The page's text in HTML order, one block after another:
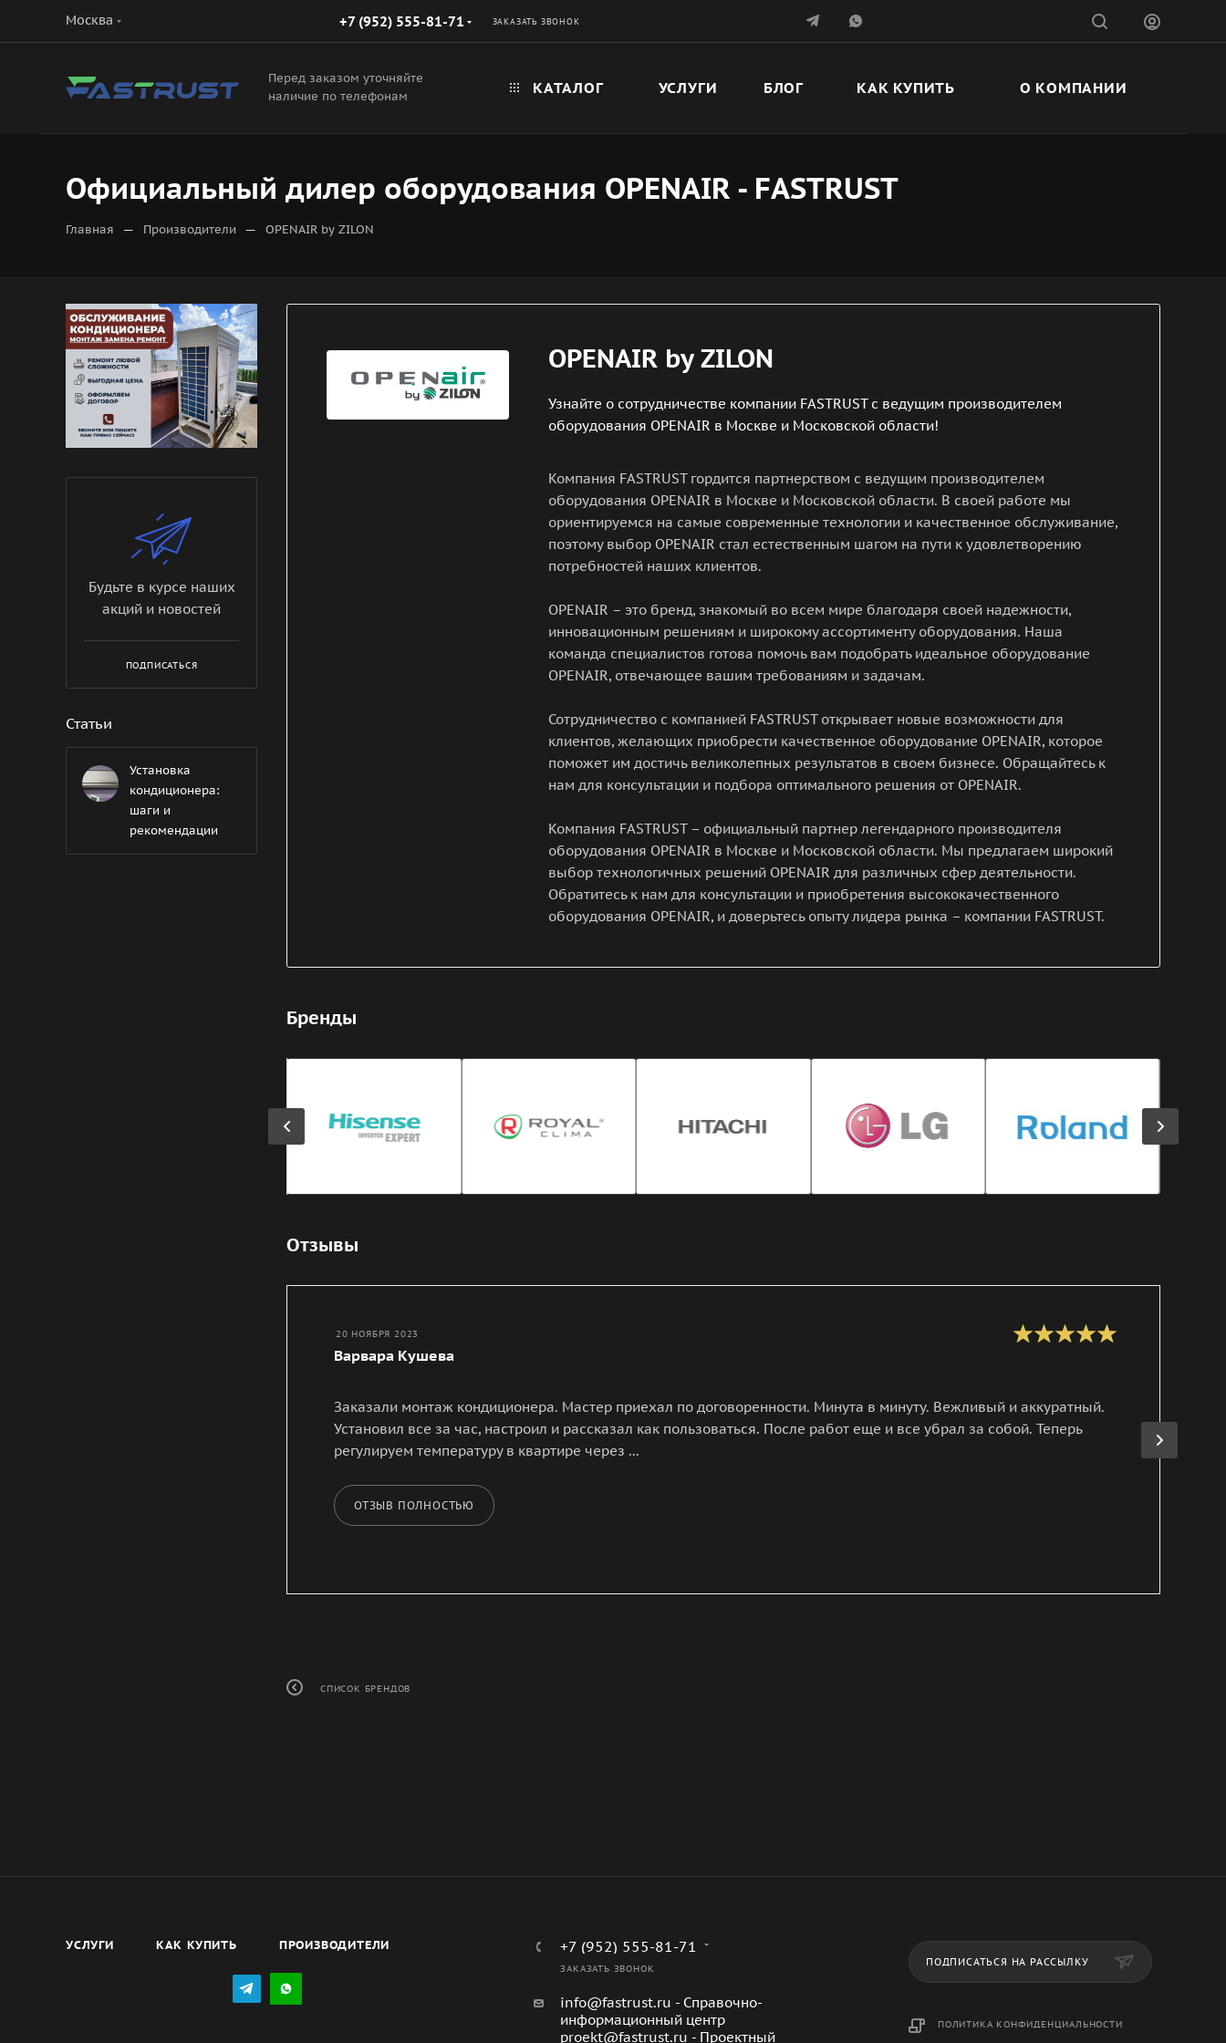
Москва +7 (952) 555-81-71 ЗАКАЗАТЬ ЗВОНОК
Перед заказом уточняйте
наличие по телефонам
КАТАЛОГ УСЛУГИ БЛОГ КАК КУПИТЬ О КОМПАНИИ
Официальный дилер оборудования OPENAIR - FASTRUST
Главная — Производители — OPENAIR by ZILON
OPENAIR by ZILON
Узнайте о сотрудничестве компании FASTRUST с ведущим производителем
оборудования OPENAIR в Москве и Московской области!
Компания FASTRUST гордится партнерством с ведущим производителем
оборудования OPENAIR в Москве и Московской области. В своей работе мы
ориентируемся на самые современные технологии и качественное обслуживание,
поэтому выбор OPENAIR стал естественным шагом на пути к удовлетворению
потребностей наших клиентов.
OPENAIR – это бренд, знакомый во всем мире благодаря своей надежности,
инновационным решениям и широкому ассортименту оборудования. Наша
команда специалистов готова помочь вам подобрать идеальное оборудование
OPENAIR, отвечающее вашим требованиям и задачам.
Сотрудничество с компанией FASTRUST открывает новые возможности для
клиентов, желающих приобрести качественное оборудование OPENAIR, которое
поможет им достичь великолепных результатов в своем бизнесе. Обращайтесь к
нам для консультации и подбора оптимального решения от OPENAIR.
Компания FASTRUST – официальный партнер легендарного производителя
оборудования OPENAIR в Москве и Московской области. Мы предлагаем широкий
выбор технологичных решений OPENAIR для различных сфер деятельности.
Обратитесь к нам для консультации и приобретения высококачественного
оборудования OPENAIR, и доверьтесь опыту лидера рынка – компании FASTRUST.
Бренды
Отзывы
20 НОЯБРЯ 2023
Варвара Кушева
Заказали монтаж кондиционера. Мастер приехал по договоренности. Минута в минуту. Вежливый и аккуратный.
Установил все за час, настроил и рассказал как пользоваться. После работ еще и все убрал за собой. Теперь
регулируем температуру в квартире через ...
ОТЗЫВ ПОЛНОСТЬЮ
СПИСОК БРЕНДОВ
Будьте в курсе наших
акций и новостей
ПОДПИСАТЬСЯ
Статьи
Установка
кондиционера:
шаги и
рекомендации
УСЛУГИ КАК КУПИТЬ ПРОИЗВОДИТЕЛИ +7 (952) 555-81-71
ЗАКАЗАТЬ ЗВОНОК
info@fastrust.ru - Справочно-
информационный центр
proekt@fastrust.ru - Проектный
ПОДПИСАТЬСЯ НА РАССЫЛКУ
ПОЛИТИКА КОНФИДЕНЦИАЛЬНОСТИ